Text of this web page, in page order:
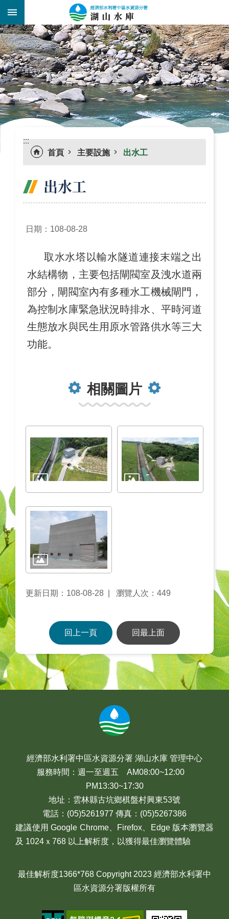
跳到主要內容區塊
::: _
:::
首頁
主要設施 出水工
出水工
日期：108-08-28
取水水塔以輸水隧道連接末端之出
水結構物，主要包括閘閥室及洩水道兩
部分，閘閥室內有多種水工機械閘門，
為控制水庫緊急狀況時排水、平時河道
生態放水與民生用原水管路供水等三大
功能。
相關圖片
更新日期：108-08-28 瀏覽人次：449
回上一頁 回最上面
:::
經濟部水利署中區水資源分署 湖山水庫 管理中心
服務時間：週一至週五 AM08:00~12:00
PM13:30~17:30
地址：雲林縣古坑鄉棋盤村興東53號
電話：(05)5261977 傳真：(05)5267386
建議使用 Google Chrome、Firefox、Edge 版本瀏覽器
及 1024ｘ768 以上解析度，以獲得最佳瀏覽體驗
最佳解析度1366*768 Copyright 2023 經濟部水利署中
區水資源分署版權所有